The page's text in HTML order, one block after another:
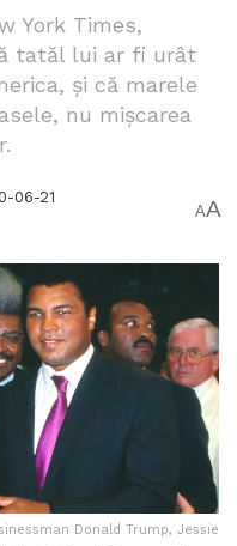
York Times,
tatăl lui ar fi urât
și că marele
nu mișcarea
06-21
AA
Donald Trump, Jessie